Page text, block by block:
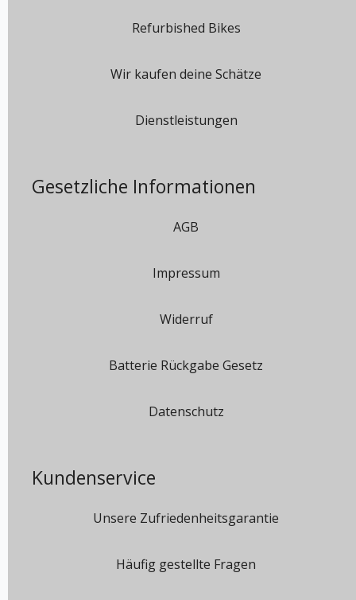
Refurbished Bikes
Wir kaufen deine Schätze
Dienstleistungen
Gesetzliche Informationen
AGB
Impressum
Widerruf
Batterie Rückgabe Gesetz
Datenschutz
Kundenservice
Unsere Zufriedenheitsgarantie
Häufig gestellte Fragen